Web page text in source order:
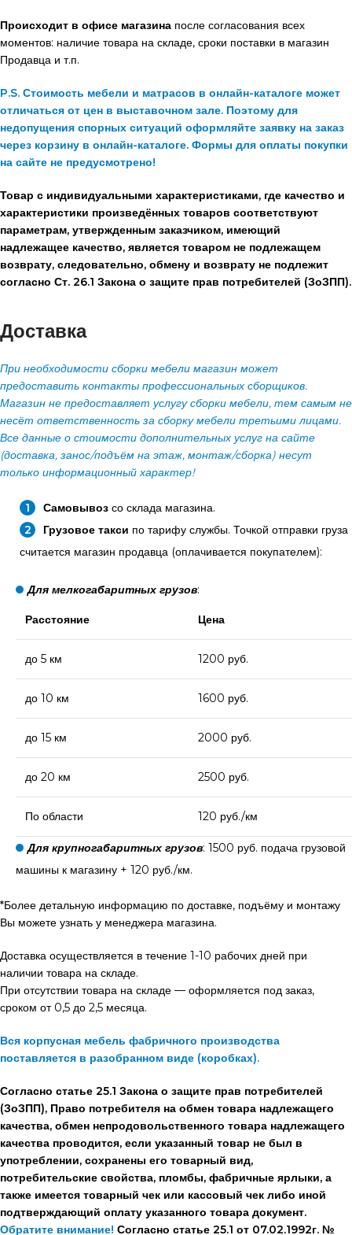
Происходит в офисе магазина после согласования всех
моментов: наличие товара на складе, сроки поставки в магазин
Продавца и т.п.
P.S. Стоимость мебели и матрасов в онлайн-каталоге может
отличаться от цен в выставочном зале. Поэтому для
недопущения спорных ситуаций оформляйте заявку на заказ
через корзину в онлайн-каталоге. Формы для оплаты покупки
на сайте не предусмотрено!
Товар с индивидуальными характеристиками, где качество и
характеристики произведённых товаров соответствуют
параметрам, утвержденным заказчиком, имеющий
надлежащее качество, является товаром не подлежащем
возврату, следовательно, обмену и возврату не подлежит
согласно Ст. 26.1 Закона о защите прав потребителей (ЗоЗПП).
Доставка
При необходимости сборки мебели магазин может
предоставить контакты профессиональных сборщиков.
Магазин не предоставляет услугу сборки мебели, тем самым не
несёт ответственность за сборку мебели третьими лицами.
Все данные о стоимости дополнительных услуг на сайте
(доставка, занос/подъём на этаж, монтаж/сборка) несут
только информационный характер!
Самовывоз со склада магазина.
Грузовое такси по тарифу службы. Точкой отправки груза
считается магазин продавца (оплачивается покупателем):
Для мелкогабаритных грузов:
Расстояние Цена
до 5 км 1200 руб.
до 10 км 1600 руб.
до 15 км 2000 руб.
до 20 км 2500 руб.
По области 120 руб./км
Для крупногабаритных грузов: 1500 руб. подача грузовой
машины к магазину + 120 руб./км.
*Более детальную информацию по доставке, подъёму и монтажу
Вы можете узнать у менеджера магазина.
Доставка осуществляется в течение 1-10 рабочих дней при
наличии товара на складе.
При отсутствии товара на складе — оформляется под заказ,
сроком от 0,5 до 2,5 месяца.
Вся корпусная мебель фабричного производства
поставляется в разобранном виде (коробках).
Согласно статье 25.1 Закона о защите прав потребителей
(ЗоЗПП), Право потребителя на обмен товара надлежащего
качества, обмен непродовольственного товара надлежащего
качества проводится, если указанный товар не был в
употреблении, сохранены его товарный вид,
потребительские свойства, пломбы, фабричные ярлыки, а
также имеется товарный чек или кассовый чек либо иной
подтверждающий оплату указанного товара документ.
Обратите внимание! Согласно статье 25.1 от 07.02.1992г. №